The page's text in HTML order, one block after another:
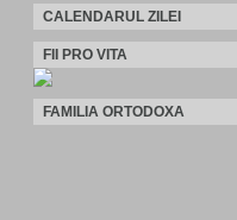
CALENDARUL ZILEI
FII PRO VITA
FAMILIA ORTODOXA